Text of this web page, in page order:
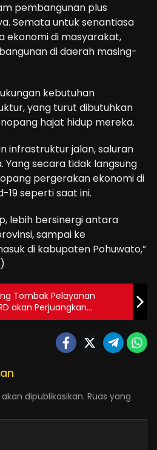
pembangunan plus
Semata untuk senantiasa
ekonomi di masyarakat,
di daerah masing-
kebutuhan
yang turut dibutuhkan
hajat hidup mereka.
infrastruktur jalan, saluran
Yang secara tidak langsung
pergerakan ekonomi di
19 seperti saat ini.
lebih bersinergi antara
sampai ke
di kabupaten Pohuwato,”
Tombak Pelayanan
akan Perjuangkan
dan Infrastruktur
dipublikasikan. Ruas yang